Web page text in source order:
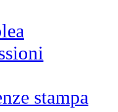
stampa